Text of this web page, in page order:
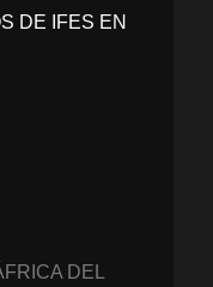
DE IFES EN
DEL